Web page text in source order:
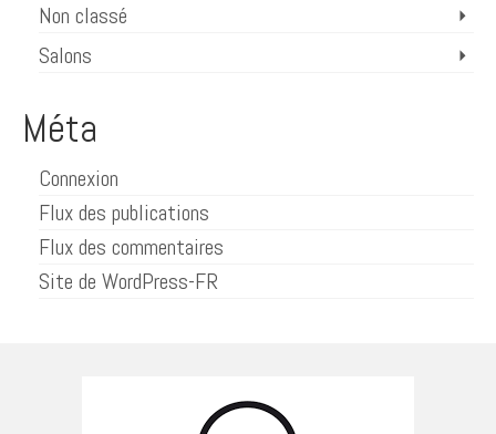
Non classé
Salons
Méta
Connexion
Flux des publications
Flux des commentaires
Site de WordPress-FR